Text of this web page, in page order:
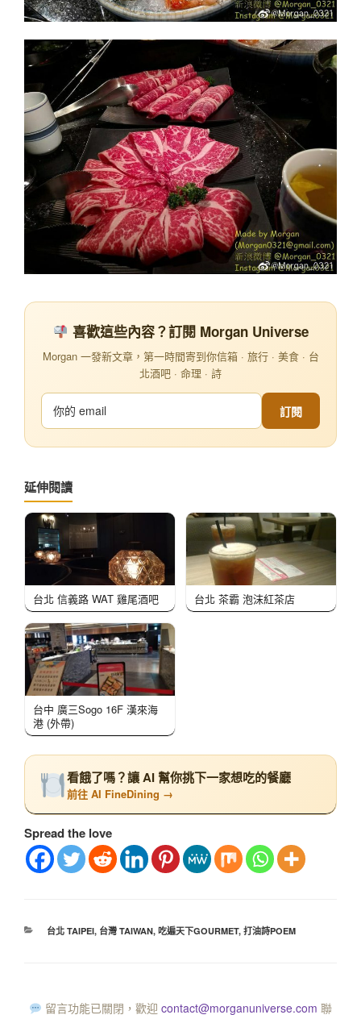
喜歡這些內容？訂閱 Morgan Universe
Morgan 一發新文章，第一時間寄到你信箱 · 旅行 · 美食 · 台
北酒吧 · 命理 · 詩
訂閱
延伸閱讀
台北 信義路 WAT 雞尾酒吧 台北 茶霸 泡沫紅茶店
台中 廣三Sogo 16F 漢來海
港 (外帶)
看餓了嗎？讓 AI 幫你挑下一家想吃的餐廳
前往 AI FineDining →
Spread the love
台北 TAIPEI, 台灣 TAIWAN, 吃遍天下GOURMET, 打油詩POEM
留言功能已關閉，歡迎 contact@morganuniverse.com 聯